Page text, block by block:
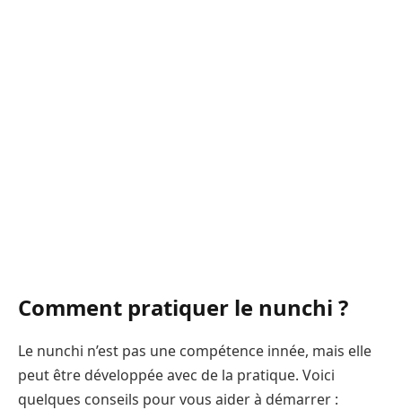
Comment pratiquer le nunchi ?
Le nunchi n’est pas une compétence innée, mais elle
peut être développée avec de la pratique. Voici
quelques conseils pour vous aider à démarrer :